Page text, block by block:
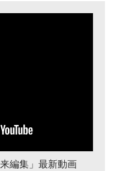
編集」最新動画